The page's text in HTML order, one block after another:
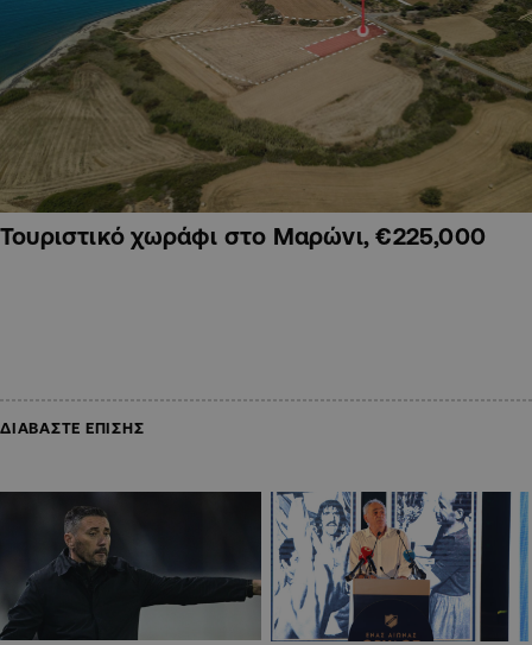
Τουριστικό χωράφι στο Μαρώνι, €225,000
ΔΙΑΒΑΣΤΕ ΕΠΙΣΗΣ